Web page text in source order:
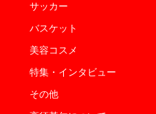
サッカー
バスケット
美容コスメ
特集・インタビュー
その他